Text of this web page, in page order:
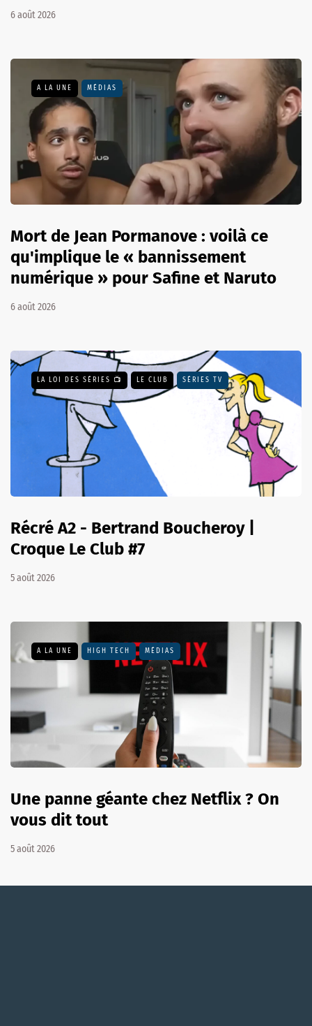
6 août 2026
A LA UNE MÉDIAS
Mort de Jean Pormanove : voilà ce
qu'implique le « bannissement
numérique » pour Safine et Naruto
6 août 2026
LA LOI DES SÉRIES 📺 LE CLUB SÉRIES TV
Récré A2 - Bertrand Boucheroy |
Croque Le Club #7
5 août 2026
A LA UNE HIGH TECH MÉDIAS
Une panne géante chez Netflix ? On
vous dit tout
5 août 2026